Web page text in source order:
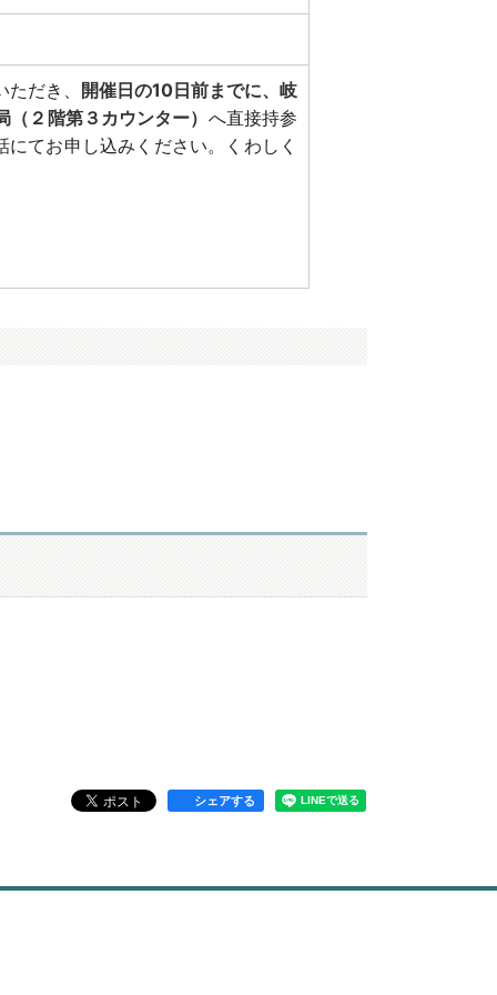
だき、
開催日の10日前までに、岐
２階第３カウンター） へ直接持参
てお申し込みください。くわしく
シェアする